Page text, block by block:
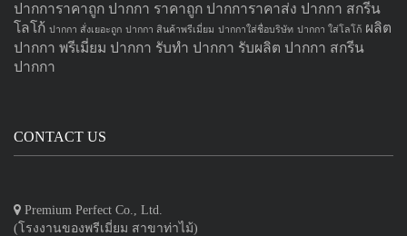
ปากการาคาถูก ปากกา ราคาถูก ปากการาคาส่ง ปากกา สกรีน
โลโก้ ปากกา สั่งเยอะถูก ปากกา สินค้าพรีเมี่ยม ปากกาใส่ชื่อบริษัท ปากกา ใส่โลโก้ ผลิต
ปากกา พรีเมี่ยม ปากกา รับทำ ปากกา รับผลิต ปากกา สกรีน
ปากกา
CONTACT US
Premium Perfect Co., Ltd.
(โรงงานของพรีเมี่ยม สาขาท่าไม้)